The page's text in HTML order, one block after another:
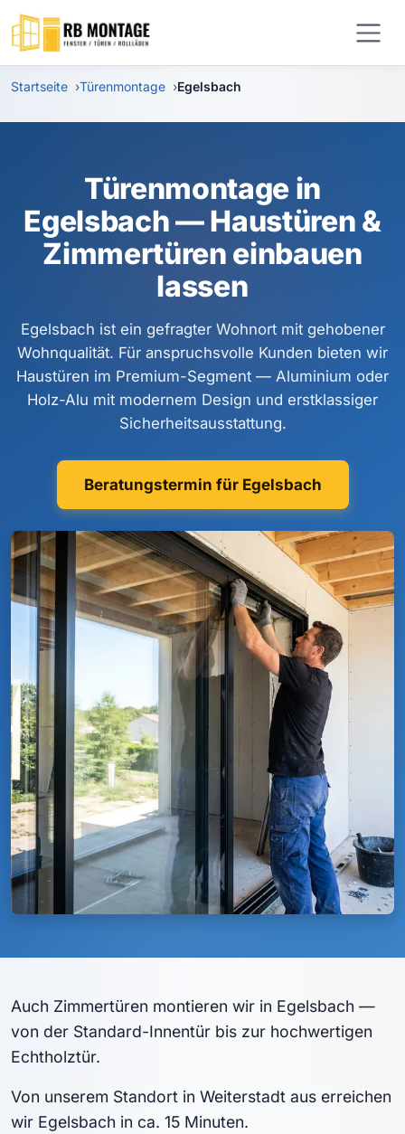
Zum Hauptinhalt springen
Startseite Türenmontage Egelsbach
Türenmontage in
Egelsbach — Haustüren &
Zimmertüren einbauen
lassen
Egelsbach ist ein gefragter Wohnort mit gehobener
Wohnqualität. Für anspruchsvolle Kunden bieten wir
Haustüren im Premium-Segment — Aluminium oder
Holz-Alu mit modernem Design und erstklassiger
Sicherheitsausstattung.
Beratungstermin für Egelsbach
Auch Zimmertüren montieren wir in Egelsbach —
von der Standard-Innentür bis zur hochwertigen
Echtholztür.
Von unserem Standort in Weiterstadt aus erreichen
wir Egelsbach in ca. 15 Minuten.